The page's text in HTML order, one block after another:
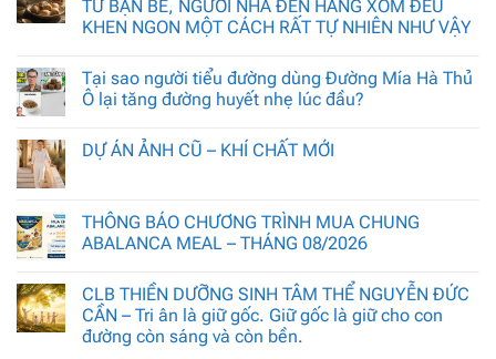
TỪ BẠN BÈ, NGƯỜI NHÀ ĐẾN HÀNG XÓM ĐỀU
KHEN NGON MỘT CÁCH RẤT TỰ NHIÊN NHƯ VẬY
Tại sao người tiểu đường dùng Đường Mía Hà Thủ
Ô lại tăng đường huyết nhẹ lúc đầu?
DỰ ÁN ẢNH CŨ – KHÍ CHẤT MỚI
THÔNG BÁO CHƯƠNG TRÌNH MUA CHUNG
ABALANCA MEAL – THÁNG 08/2026
CLB THIỀN DƯỠNG SINH TÂM THỂ NGUYỄN ĐỨC
CẦN – Tri ân là giữ gốc. Giữ gốc là giữ cho con
đường còn sáng và còn bền.